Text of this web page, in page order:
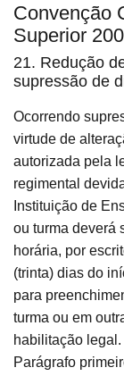
Convenção
Superior
21. Redução
supressão de
Ocorrendo
virtude de
autorizada pela
regimental
Instituição de
ou turma deverá
horária, por
(trinta) dias do
para
turma ou em
habilitação legal.
Parágrafo